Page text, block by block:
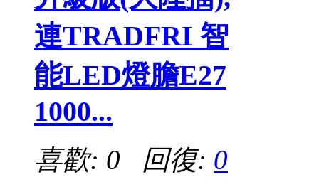
連TRADFRI 智
能LED燈膽E27
1000...
喜歡: 0 回復: 0